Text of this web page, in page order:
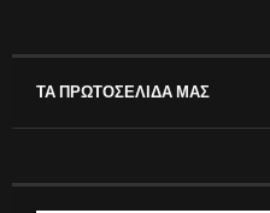
ΤΑ ΠΡΩΤΟΣΕΛΙΔΑ ΜΑΣ